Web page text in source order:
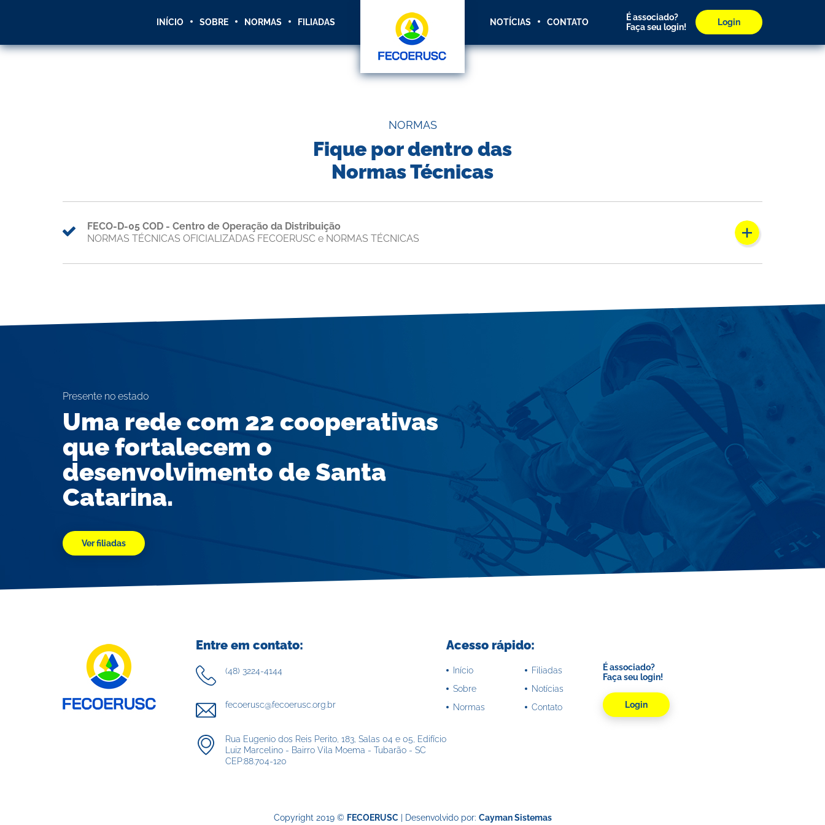
INÍCIO SOBRE NORMAS FILIADAS NOTÍCIAS CONTATO
É associado?
Faça seu login!
Login
NORMAS
Fique por dentro das
Normas Técnicas
FECO-D-05 COD - Centro de Operação da Distribuição
NORMAS TÉCNICAS OFICIALIZADAS FECOERUSC e NORMAS TÉCNICAS
Presente no estado
Uma rede com 22 cooperativas
que fortalecem o
desenvolvimento de Santa
Catarina.
Ver filiadas
Entre em contato:
(48) 3224-4144
fecoerusc@fecoerusc.org.br
Rua Eugenio dos Reis Perito, 183, Salas 04 e 05, Edifício
Luiz Marcelino - Bairro Vila Moema - Tubarão - SC
CEP:88.704-120
Acesso rápido:
Início
Filiadas
Sobre
Notícias
Normas
Contato
É associado?
Faça seu login!
Login
Copyright 2019 © FECOERUSC | Desenvolvido por: Cayman Sistemas